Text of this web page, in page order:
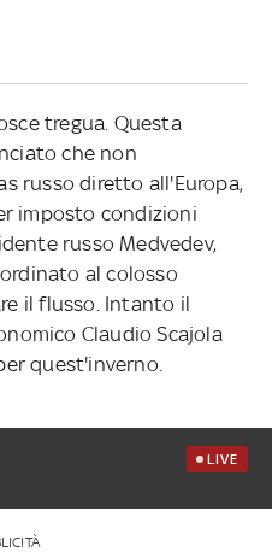
tregua. Questa
che non
russo diretto all'Europa,
imposto condizioni
russo Medvedev,
al colosso
il flusso. Intanto il
Claudio Scajola
quest'inverno.
LIVE